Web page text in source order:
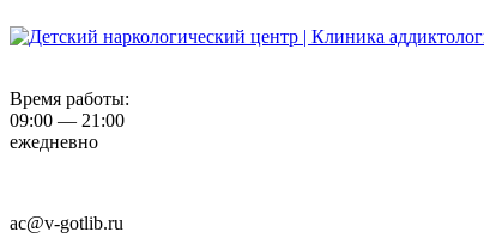
Время работы:
09:00 — 21:00
ежедневно
ac@v-gotlib.ru